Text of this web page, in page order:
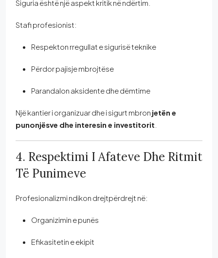
Siguria është një aspekt kritik në ndërtim.
Stafi profesionist:
Respekton rregullat e sigurisë teknike
Përdor pajisje mbrojtëse
Parandalon aksidente dhe dëmtime
Një kantier i organizuar dhe i sigurt mbron jetën e
punonjësve dhe interesin e investitorit
4. Respektimi I Afateve Dhe Ritmit
Të Punimeve
Profesionalizmi ndikon drejtpërdrejt në:
Organizimin e punës
Efikasitetin e ekipit